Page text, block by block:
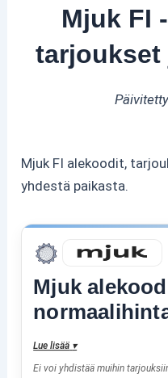
Mjuk FI
tarjoukset
Mjuk FI alekoodit,
yhdestä paikasta.
Mjuk
Lue lisää ▾
Ei voi yhdistää muihin